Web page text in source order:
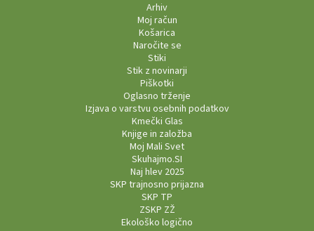
Arhiv
Moj račun
Košarica
Naročite se
Stiki
Stik z novinarji
Piškotki
Oglasno trženje
Izjava o varstvu osebnih podatkov
Kmečki Glas
Knjige in založba
Moj Mali Svet
Skuhajmo.SI
Naj hlev 2025
SKP trajnosno prijazna
SKP TP
ZSKP ZŽ
Ekološko logično